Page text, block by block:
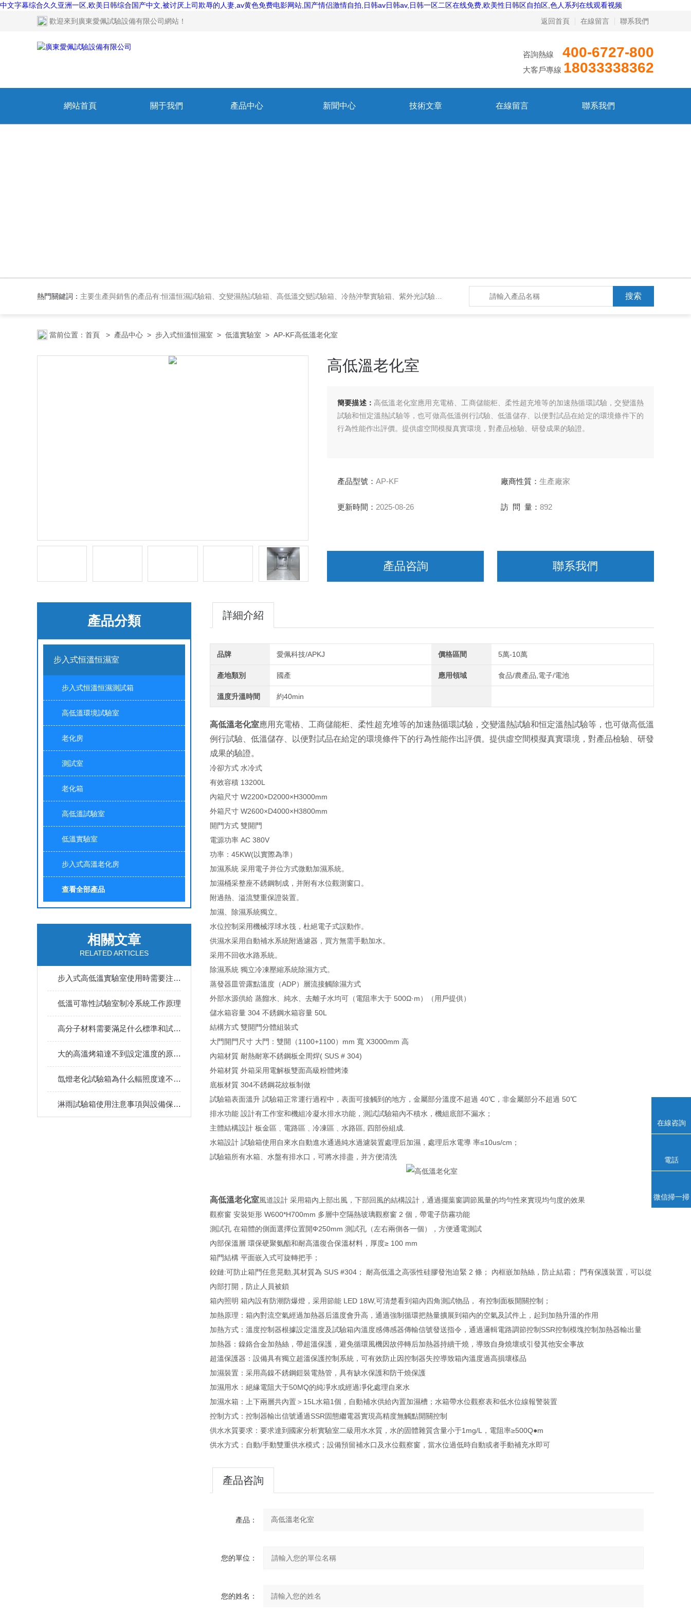
中文字幕综合久久亚洲一区,欧美日韩综合国产中文,被讨厌上司欺辱的人妻,av黄色免费电影网站,国产情侣激情自拍,日韩av日韩av,日韩一区二区在线免费,欧美性日韩区自拍区,色人系列在线观看视频
歡迎來到 廣東愛佩試驗設備有限公司網站 ！ 返回首頁 在線留言 聯系我們
咨詢熱線 400-6727-800
大客戶專線 18033338362
網站首頁 關于我們 產品中心 新聞中心 技術文章 在線留言 聯系我們
熱門關鍵詞： 主要生產與銷售的產品有:恒溫恒濕試驗箱、交變濕熱試驗箱、高低溫交變試驗箱、冷熱沖擊實驗箱、紫外光試驗箱、氙燈老化箱、恒溫恒濕實驗室、沙塵試驗箱、淋雨試驗箱、鹽水噴霧試驗箱、各種振動試驗臺、拉力試驗機、蒸汽老化試驗機、跌落試驗機、插拔力試驗機、按健壽命試驗機、紙帶耐磨擦試驗機、工業烘烤箱
當前位置： 首頁 > 產品中心 > 步入式恒溫恒濕室 > 低溫實驗室 > AP-KF高低溫老化室
高低溫老化室
簡要描述： 高低溫老化室應用充電樁、工商儲能柜、柔性超充堆等的加速熱循環試驗，交變溫熱
試驗和恒定溫熱試驗等，也可做高低溫例行試驗、低溫儲存、以便對試品在給定的環境條件下的
行為性能作出評價。提供虛空間模擬真實環境，對產品檢驗、研發成果的驗證。
產品型號： AP-KF 廠商性質： 生產廠家
更新時間： 2025-08-26 訪 問 量： 892
產品咨詢 聯系我們
產品分類
步入式恒溫恒濕室
步入式恒溫恒濕測試箱
高低溫環境試驗室
老化房
測試室
老化箱
高低溫試驗室
低溫實驗室
步入式高溫老化房
查看全部產品
相關文章
RELATED ARTICLES
步入式高低溫實驗室使用時需要注意什么
低溫可靠性試驗室制冷系統工作原理
高分子材料需要滿足什么標準和試驗設備
大的高溫烤箱達不到設定溫度的原因是什么？
氙燈老化試驗箱為什么輻照度達不到設定值呢？
淋雨試驗箱使用注意事項與設備保養規范
詳細介紹
品牌 愛佩科技/APKJ 價格區間 5萬-10萬
產地類別 國產 應用領域 食品/農產品,電子/電池
溫度升溫時間 約40min
高低溫老化室應用充電樁、工商儲能柜、柔性超充堆等的加速熱循環試驗，交變溫熱試驗和恒定溫熱試驗等，也可做高低溫
例行試驗、低溫儲存、以便對試品在給定的環境條件下的行為性能作出評價。提供虛空間模擬真實環境，對產品檢驗、研發
成果的驗證。
冷卻方式 水冷式
有效容積 13200L
內箱尺寸 W2200×D2000×H3000mm
外箱尺寸 W2600×D4000×H3800mm
開門方式 雙開門
電源功率 AC 380V
功率：45KW(以實際為準）
加濕系統 采用電子并位方式微動加濕系統。
加濕桶采整座不銹鋼制成，并附有水位觀測窗口。
附過熱、溢流雙重保證裝置。
加濕、除濕系統獨立。
水位控制采用機械浮球水筏，杜絕電子式誤動作。
供濕水采用自動補水系統附過濾器，買方無需手動加水。
采用不回收水路系統。
除濕系統 獨立冷凍壓縮系統除濕方式。
蒸發器皿管露點溫度（ADP）層流接觸除濕方式
外部水源供給 蒸餾水、純水、去離子水均可（電阻率大于 500Ω·m）（用戶提供）
儲水箱容量 304 不銹鋼水箱容量 50L
結構方式 雙開門分體組裝式
大門開門尺寸 大門：雙開（1100+1100）mm 寬 X3000mm 高
內箱材質 耐熱耐寒不銹鋼板全周焊( SUS # 304)
外箱材質 外箱采用電解板雙面高級粉體烤漆
底板材質 304不銹鋼花紋板制做
試驗箱表面溫升 試驗箱正常運行過程中，表面可接觸到的地方，金屬部分溫度不超過 40℃，非金屬部分不超過 50℃
排水功能 設計有工作室和機組冷凝水排水功能，測試試驗箱內不積水，機組底部不漏水；
主體結構設計 板金區﹑電路區﹑冷凍區﹑水路區, 四部份組成.
水箱設計 試驗箱使用自來水自動進水通過純水過濾裝置處理后加濕，處理后水電導 率≤10us/cm；
試驗箱所有水箱、水盤有排水口，可將水排盡，并方便清洗
高低溫老化室風道設計 采用箱內上部出風，下部回風的結構設計，通過擺葉窗調節風量的均勻性來實現均勻度的效果
觀察窗 安裝矩形 W600*H700mm 多層中空隔熱玻璃觀察窗 2 個，帶電子防霧功能
測試孔 在箱體的側面選擇位置開Ф250mm 測試孔（左右兩側各一個），方便通電測試
內部保溫層 環保硬聚氨酯和耐高溫復合保溫材料，厚度≥ 100 mm
箱門結構 平面嵌入式可旋轉把手；
鉸鏈:可防止箱門任意晃動,其材質為 SUS #304； 耐高低溫之高張性硅膠發泡迫緊 2 條； 內框嵌加熱絲，防止結霜； 門有保護裝置，可以從
內部打開，防止人員被鎖
箱內照明 箱內設有防潮防爆燈，采用節能 LED 18W,可清楚看到箱內四角測試物品， 有控制面板開關控制；
加熱原理：箱內對流空氣經過加熱器后溫度會升高，通過強制循環把熱量擴展到箱內的空氣及試件上，起到加熱升溫的作用
加熱方式：溫度控制器根據設定溫度及試驗箱內溫度感傳感器傳輸信號發送指令，通過邏輯電路調節控制SSR控制模塊控制加熱器輸出量
加熱器：鎳鉻合金加熱絲，帶超溫保護，避免循環風機因故停轉后加熱器持續干燒，導致自身燒壞或引發其他安全事故
超溫保護器：設備具有獨立超溫保護控制系統，可有效防止因控制器失控導致箱內溫度過高損壞樣品
加濕裝置：采用高鎳不銹鋼鎧裝電熱管，具有缺水保護和防干燒保護
加濕用水：絕緣電阻大于50MQ的純凈水或經過凈化處理自來水
加濕水箱：上下兩層共內置＞15L水箱1個，自動補水供給內置加濕槽；水箱帶水位觀察表和低水位線報警裝置
控制方式：控制器輸出信號通過SSR固態繼電器實現高精度無觸點開關控制
供水水質要求：要求達到國家分析實驗室二級用水水質，水的固體雜質含量小于1mg/L，電阻率≥500Q●m
供水方式：自動/手動雙重供水模式；設備預留補水口及水位觀察窗，當水位過低時自動或者手動補充水即可
產品咨詢
產品：
您的單位：
您的姓名：
在線咨詢
電話
微信掃一掃